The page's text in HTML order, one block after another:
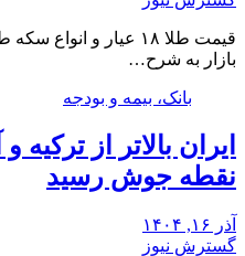
قیمت طلا ۱۸ عیار و
بازار به شرح…
بانک، بیمه و بودجه
ایران بالاتر از ترکیه
نقطه جوش رسید
آذر ۱۶, ۱۴۰۴
گسترش نیوز